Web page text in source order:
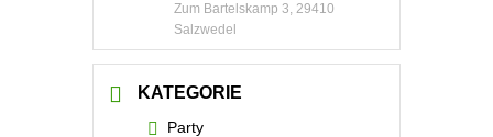
Zum Bartelskamp 3, 29410
Salzwedel
KATEGORIE
Party